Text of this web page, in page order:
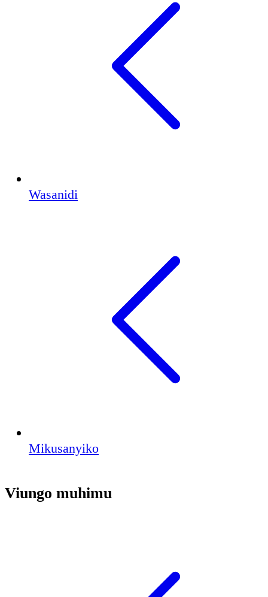
Wasanidi
Mikusanyiko
Viungo muhimu